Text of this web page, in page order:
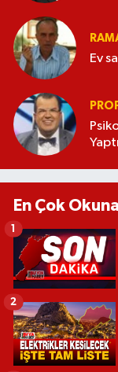
Ev
En Çok
1
2